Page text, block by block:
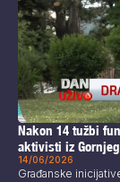
Nakon 14 tužbi
aktivisti iz
14/06/2026
Građanske